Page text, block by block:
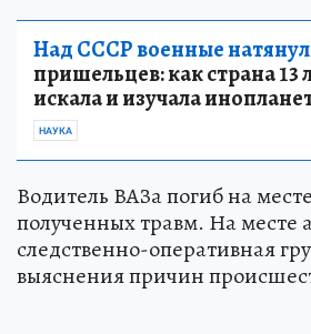
Над СССР военные
пришельцев: как страна 13
искала и изучала
НАУКА
Водитель ВАЗа погиб на
полученных травм. На месте
следственно-оперативная
выяснения причин